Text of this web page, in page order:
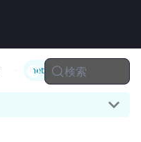
検索
net